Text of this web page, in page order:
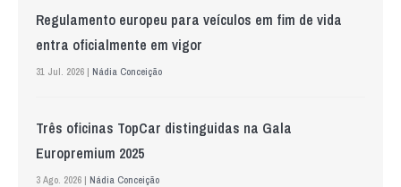
Regulamento europeu para veículos em fim de vida
entra oficialmente em vigor
31 Jul. 2026 | Nádia Conceição
Três oficinas TopCar distinguidas na Gala
Europremium 2025
3 Ago. 2026 | Nádia Conceição